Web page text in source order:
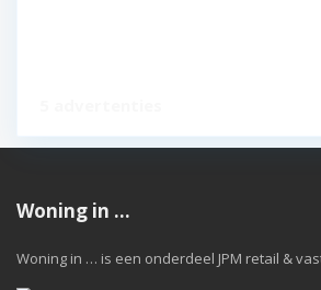
Woning in …
Woning in … is een onderdeel JPM retail &